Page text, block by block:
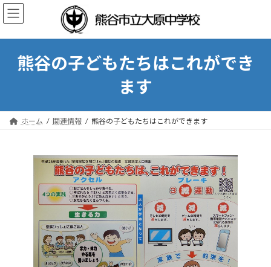
コ
ン
ン
プ
ナ
ビ
ー
動
熊谷の子どもたちはこれができ
ます
ホーム 関連情報 熊谷の子どもたちはこれができます